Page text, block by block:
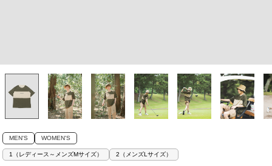
MEN'S WOMEN'S
1（レディース～メンズMサイズ） 2（メンズLサイズ）